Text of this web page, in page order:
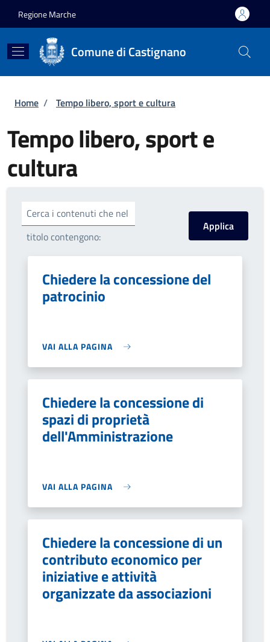
Regione Marche
Comune di Castignano
Briciole di pane
Home / Tempo libero, sport e cultura
Tempo libero, sport e
cultura
Cerca i contenuti che nel
titolo contengono:
Chiedere la concessione del
patrocinio
VAI ALLA PAGINA
Chiedere la concessione di
spazi di proprietà
dell'Amministrazione
VAI ALLA PAGINA
Chiedere la concessione di un
contributo economico per
iniziative e attività
organizzate da associazioni